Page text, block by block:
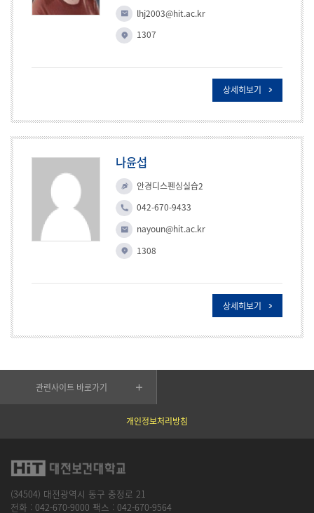
lhj2003@hit.ac.kr
1307
상세히보기
나윤섭
안경디스펜싱실습2
042-670-9433
nayoun@hit.ac.kr
1308
상세히보기
관련사이트 바로가기
개인정보처리방침
(34504) 대전광역시 동구 충정로 21
전화 : 042-670-9000 팩스 : 042-670-9564